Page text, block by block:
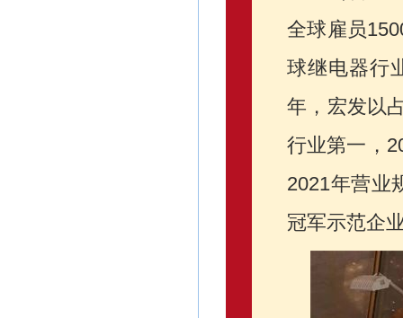
全球雇员
球继电器行
年，宏发以
行业第一，
2021年营业
冠军示范企